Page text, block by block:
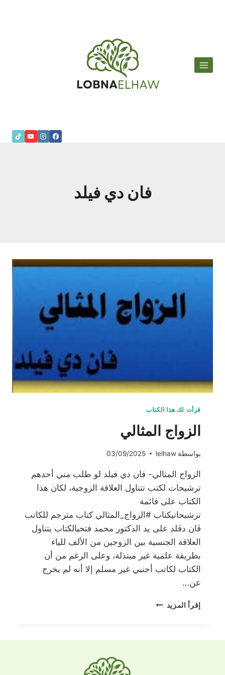
فان دي فيلد
قرأت لك هذا الكتاب
الزواج المثالي
بواسطة lelhaw
03/09/2025
الزواج المثالي- فان دي فيلد لو طلب مني أحدهم
ترشيحات لكتب تتناول العلاقة الزوجية، لكان هذا
الكتاب على قائمة
ترشيحاتيكتاب #الزواج_المثالي كتاب مترجم للكاتب
ڤان دڤلد على يد الدكتور محمد فتحيالكتاب يتناول
العلاقة الجنسية بين الزوجين من الألف للياء
بطريقة علمية غير مبتذلة، وعلى الرغم من أن
الكتاب لكاتب أجنبي غير مسلم إلا أنه لم يخرج
عن…
إقرأ المزيد الزواج